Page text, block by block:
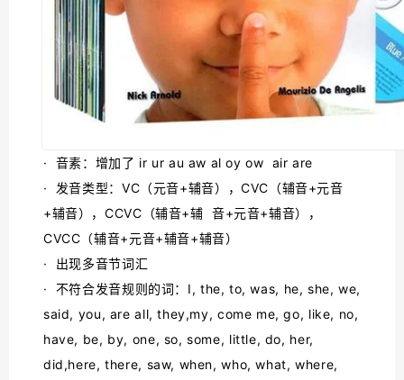
· 音素：增加了 ir ur au aw al oy ow air are
· 发音类型：VC（元音+辅音），CVC（辅音+元音
+辅音），CCVC（辅音+辅 音+元音+辅音），
CVCC（辅音+元音+辅音+辅音）
· 出现多音节词汇
· 不符合发音规则的词：I, the, to, was, he, she, we,
said, you, are all, they,my, come me, go, like, no,
have, be, by, one, so, some, little, do, her,
did,here, there, saw, when, who, what, where,